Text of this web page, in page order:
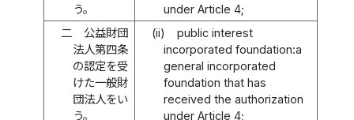
う。
under Article 4;
二
公益財団
法人第四条
の認定を受
けた一般財
団法人をい
う。
(ii)
public interest
incorporated foundation:a
general incorporated
foundation that has
received the authorization
under Article 4;